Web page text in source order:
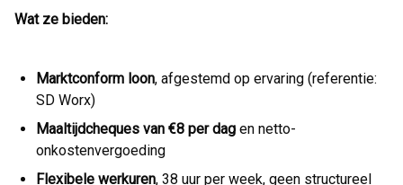
Wat ze bieden:
Marktconform loon, afgestemd op ervaring (referentie:
SD Worx)
Maaltijdcheques van €8 per dag en netto-
onkostenvergoeding
Flexibele werkuren, 38 uur per week, geen structureel